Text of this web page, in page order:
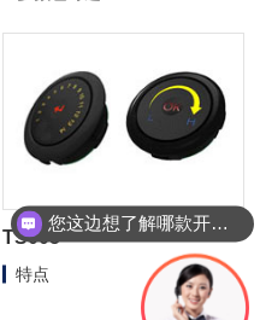
TS005
特点
您这边想了解哪款开关？